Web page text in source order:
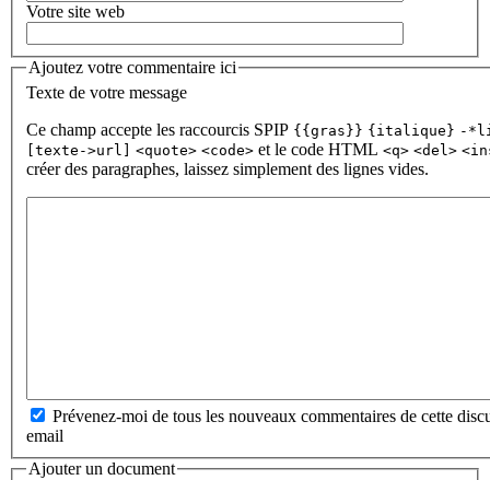
Votre site web
Ajoutez votre commentaire ici
Texte de votre message
Ce champ accepte les raccourcis SPIP {{gras}} {italique} -
[texte->url]
<quote> <code> et le code HTML <q> <del>
créer des paragraphes, laissez simplement des lignes vides.
Prévenez-moi de tous les nouveaux commentaires de cette
email
Ajouter un document